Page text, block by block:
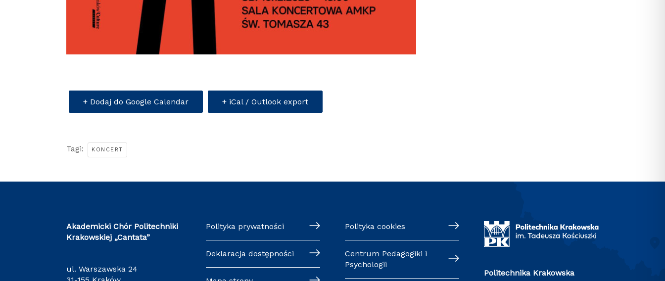
+ Dodaj do Google Calendar + iCal / Outlook export
Tagi: KONCERT
Akademicki Chór Politechniki
Krakowskiej „Cantata”
ul. Warszawska 24
Polityka prywatności
Deklaracja dostępności
Polityka cookies
Centrum Pedagogiki i
Psychologii
Politechnika Krakowska